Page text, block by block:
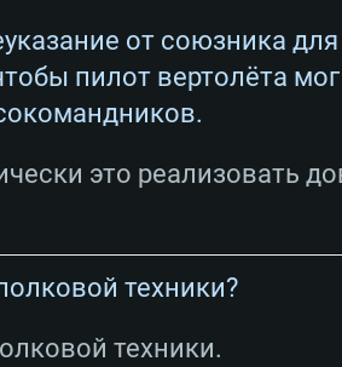
от союзника
пилот вертолёта
это реализовать
техники?
техники.